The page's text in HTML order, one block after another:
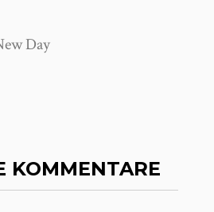
Day
KOMMENTARE